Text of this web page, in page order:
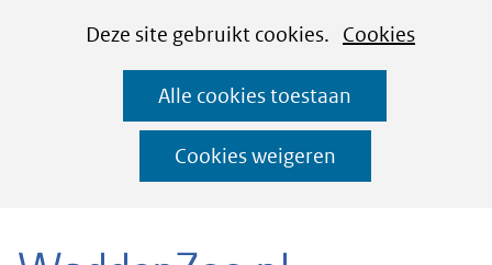
CookiesDeze site gebruikt cookies. Cookies
Alle cookies toestaan
Cookies weigeren
Ga
naar
de
inhoud